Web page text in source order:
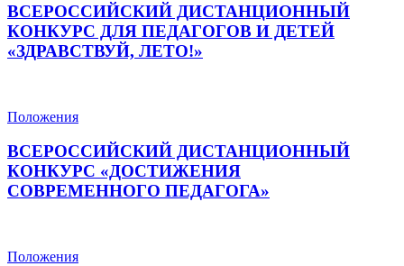
ВСЕРОССИЙСКИЙ ДИСТАНЦИОННЫЙ
КОНКУРС ДЛЯ ПЕДАГОГОВ И ДЕТЕЙ
«ЗДРАВСТВУЙ, ЛЕТО!»
Положения
ВСЕРОССИЙСКИЙ ДИСТАНЦИОННЫЙ
КОНКУРС «ДОСТИЖЕНИЯ
СОВРЕМЕННОГО ПЕДАГОГА»
Положения